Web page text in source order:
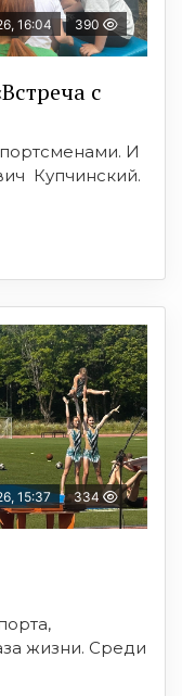
16:04 390
с
И
Купчинский.
15:37 334
жизни. Среди